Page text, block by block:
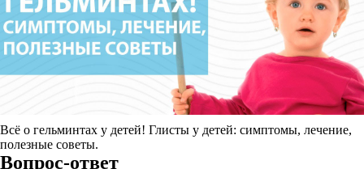
Всё о гельминтах у детей! Глисты у детей: симптомы, лечение,
полезные советы.
Вопрос-ответ